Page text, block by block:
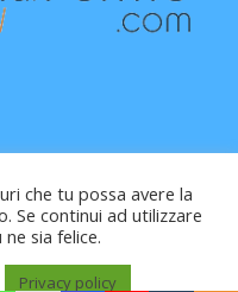
61121 Pesaro (PU) -
giornalistica, aut.
05/08/2010
che tu possa avere la
Se continui ad utilizzare
sia felice.
Privacy policy